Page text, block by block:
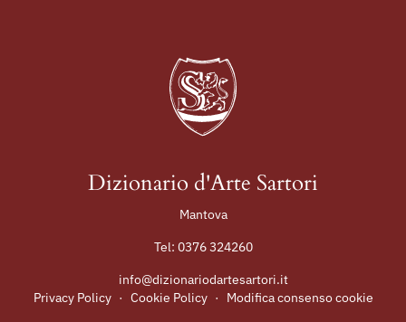
Dizionario d'Arte Sartori
Mantova
Tel: 0376 324260
info@dizionariodartesartori.it
Privacy Policy · Cookie Policy · Modifica consenso cookie